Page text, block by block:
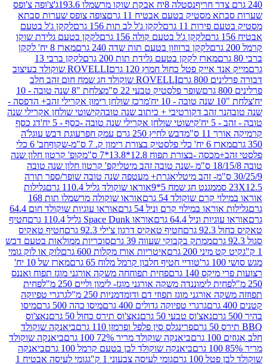
נסטלה 8יח אבקת שוקו מרשמלו 193.6ג'
צ'ופה צ'ופס
מסטיק בטעם אבטיח 11 גרם
צופה צופס שערות סבתא
11 גרם
לקקן ג'ל לב תות 156 גרם
לקקן ג'ל בטעם
לקקן ג'ל בטעם קולה 156 גרם
לקקן בטעם גלידת שוקו
לקקן ברווזון בטעם תות שדה 240 גרם
מארז 8 יח' לקקן
מארז לקקן בטעם גלידת תות 200 גרם
לקקן ברבי 13
אייק פטל כחול חמוץ 120 גרם
ROVELLI שוקולד בעיצוב
גרם
ROVELLI שוקולד חג שמח חום זהב חלב
שופר פלסטיק טבעי 22 ס"מ
צלחת "8 שנה טובה - 10
מרכז שולחן רימון אקרילי זהב+ הדפסה -
זהב דקורטיבי + כיתוב שנה טובהקישוטי שולחן אקרילי שנה
קישוטי שולחן אקרילי שנה טובה -כסף - 5 יח'
דג כסף
ס"מ
דבש לחיץ 250 גרם עמק חפר
עוגת דבש עוגל'ה
בצורת רימון ק. 7 ס"מ-שקוף
חב' 6 כלי
-בצורת תפוח 12.8*13.8*7 ס"מ
קופ' קרטון חלון שנה
קפ' קרטון חלון שנה טובה
אגרת+ מעטפה שנה טובה שופר/ספר תורה
מגנט חג שמח 5*9
אוראו שוקולד גליל 110.4 גרם
גלילות
קרם שוקולד 54 גרם
אוראו שוקולה מרשמלו תות 168
במילוי קרם וניל 54 גרם
אוראו עוגיות שוקולד חום 64.4
וניל 64.4 גרם
אוראו Space Dunk גליל 110.4 גרם
חטיף
חטיף טאקיס דרגון צ'ילי 92.3 גרם
חטיף טאקיס
ממתק בקבוקי שעווה 39 גרם
סוכריות ממולאות בטעם דבש
200 גרם
איטריות אורז מקלות 600 גרם
לוק או לוק גומי
טודיי חטיף חלבון קרמל מלוח 65 גרם
מארז של 10 יח'
140 גרם
פחית תפוחחה משקה אורגני מוגז תפוח ואננס
לימוננדה משקה אורגני מוגז- לימון וליים 250 מ"ל
פחית
מוגז תפוזי דם ודומדמניות 250 מ"ל
גרגרי טפיוקה
גרגרי טפיוקה גדולים 400 גרם
מיסו כהה 500 גרם
מיסו
נאצ'וס טבעי 50 גרם
נאצ'וס תירס כחול 50 גרם
נאצ'וס
פרינגלס סין פלפל ופרמזן 110 גרם
ביאנקה שוקולד
ביאנקה שוקולד מריר 72% 100 גרם
ביאנקה שוקולד
ביאנקה שוקולד לבן בטעם קרמל 100 גרם
ביאנקה
גרם
גומי לעיסה צבעוני 1 ק"ג גומי לעיסה אבטיח 1